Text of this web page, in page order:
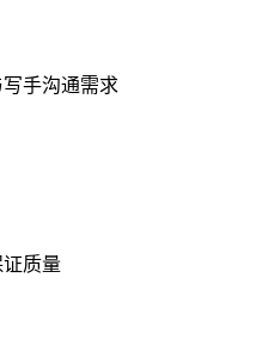
手沟通需求
质量